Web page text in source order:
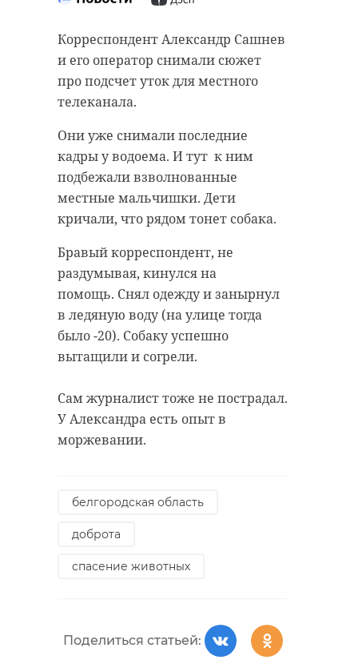
Корреспондент Александр Сашнев
и его оператор снимали сюжет
про подсчет уток для местного
телеканала.
Они уже снимали последние
кадры у водоема. И тут к ним
подбежали взволнованные
местные мальчишки. Дети
кричали, что рядом тонет собака.
Бравый корреспондент, не
раздумывая, кинулся на
помощь. Снял одежду и занырнул
в ледяную воду (на улице тогда
было -20). Собаку успешно
вытащили и согрели.
Сам журналист тоже не пострадал.
У Александра есть опыт в
моржевании.
белгородская область
доброта
спасение животных
Поделиться статьей: